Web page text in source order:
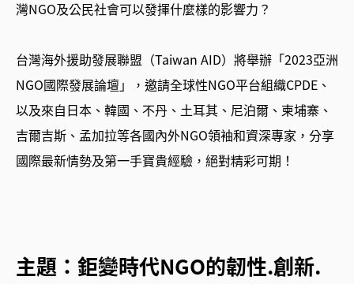
灣NGO及公民社會可以發揮什麼樣的影響力？
台灣海外援助發展聯盟（Taiwan AID）將舉辦「2023亞洲
NGO國際發展論壇」，邀請全球性NGO平台組織CPDE、
以及來自日本、韓國、不丹、土耳其、尼泊爾、柬埔寨、
吉爾吉斯、孟加拉等各國內外NGO領袖和資深專家，分享
國際最新情勢及第一手寶貴經驗，絕對精彩可期！
主題：鉅變時代NGO的韌性.創新.